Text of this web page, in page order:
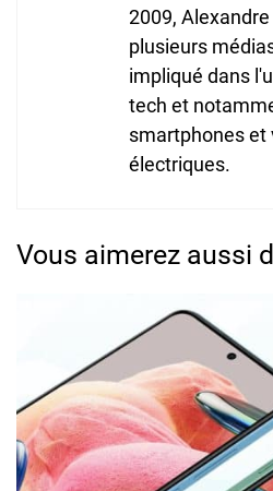
2009,
plusieurs
impliqué dans
tech et
smartphones et
électriques.
Vous aimerez aussi